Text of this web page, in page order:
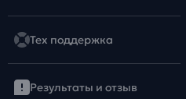
Тех поддержка
Результаты и отзыв